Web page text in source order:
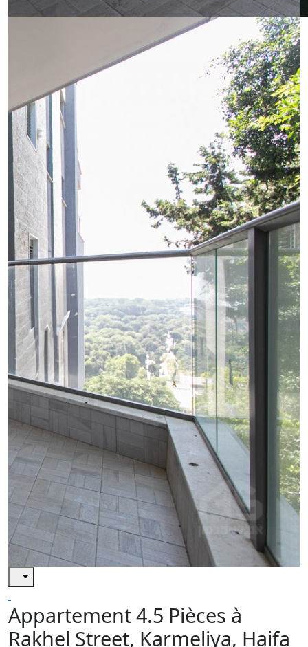
Appartement 4.5 Pièces à
Rakhel Street, Karmeliya, Haifa